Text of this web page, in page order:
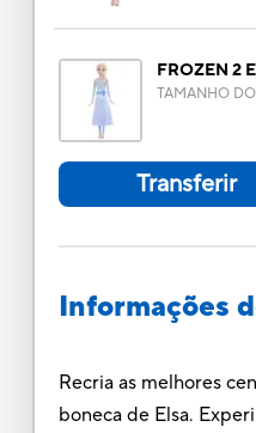
FROZEN 2
TAMANHO
Transferir
Informações
Recria as melhores
boneca de Elsa.